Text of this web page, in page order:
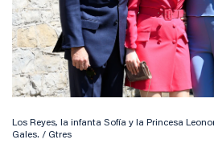
Los Reyes, la infanta Sofía y la Princesa
Gales. / Gtres